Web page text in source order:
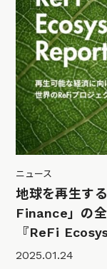
ニュース
地球を再生す
Finance」の
『ReFi
2025.01.24